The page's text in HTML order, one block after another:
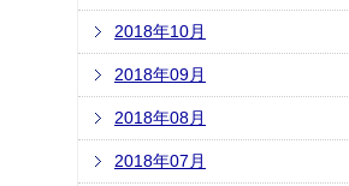
2018年10月
2018年09月
2018年08月
2018年07月